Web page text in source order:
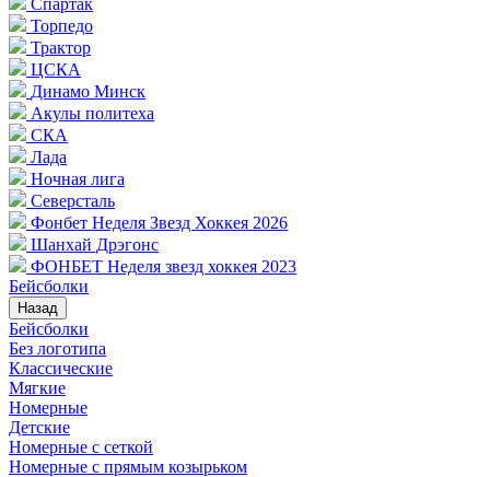
Спартак
Торпедо
Трактор
ЦСКА
Динамо Минск
Акулы политеха
СКА
Лада
Ночная лига
Северсталь
Фонбет Неделя Звезд Хоккея 2026
Шанхай Дрэгонс
ФОНБЕТ Неделя звезд хоккея 2023
Бейсболки
Назад
Бейсболки
Без логотипа
Классические
Мягкие
Номерные
Детские
Номерные с сеткой
Номерные с прямым козырьком